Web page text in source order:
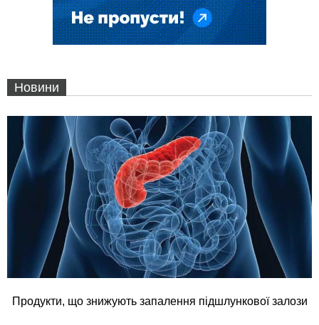
Новини
Продукти, що знижують запалення підшлункової залози